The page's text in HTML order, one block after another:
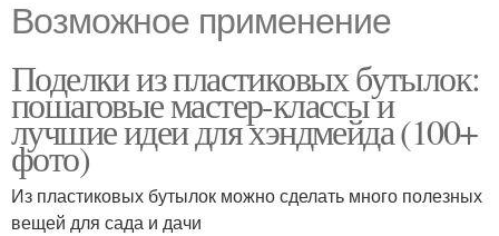
Возможное применение
Поделки из пластиковых бутылок:
пошаговые мастер-классы и
лучшие идеи для хэндмейда (100+
фото)
Из пластиковых бутылок можно сделать много полезных
вещей для сада и дачи